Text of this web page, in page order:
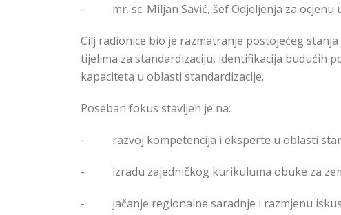
- mr. sc. Miljan Savić, šef Odjeljenja za ocjenu
Cilj radionice bio je razmatranje postojećeg
tijelima za standardizaciju, identifikacija budućih
kapaciteta u oblasti standardizacije.
Poseban fokus stavljen je na:
- razvoj kompetencija i eksperte u oblasti
- izradu zajedničkog kurikuluma obuke za
- jačanje regionalne saradnje i razmjenu